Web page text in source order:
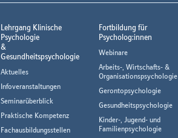
Lehrgang Klinische
Psychologie
&
Gesundheitspsychologie
Aktuelles
Infoveranstaltungen
Seminarüberblick
Praktische Kompetenz
Fachausbildungsstellen
Fortbildung für
Psycholog:innen
Webinare
Arbeits-, Wirtschafts- &
Organisationspsychologie
Gerontopsychologie
Gesundheitspsychologie
Kinder-, Jugend- und
Familienpsychologie